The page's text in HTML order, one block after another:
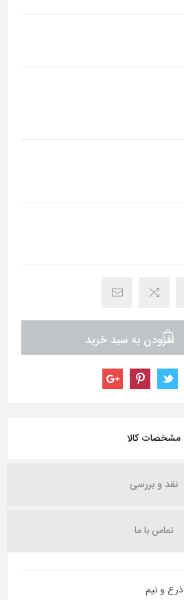
افزودن به سبد خرید
مشخصات کالا
نقد و بررسی
تماس با ما
ذرع و نیم